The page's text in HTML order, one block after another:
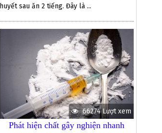
huyết sau ăn 2 tiếng. Đây là ...
66274 Lượt xem
Phát hiện chất gây nghiện nhanh